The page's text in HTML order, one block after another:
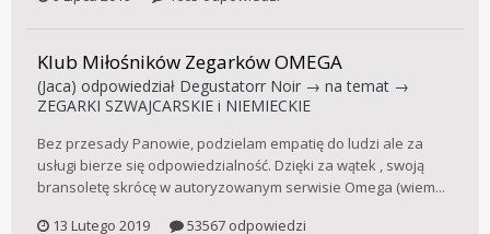
Klub Miłośników Zegarków OMEGA
(Jaca) odpowiedział Degustatorr Noir → na temat →
ZEGARKI SZWAJCARSKIE i NIEMIECKIE
Bez przesady Panowie, podzielam empatię do ludzi ale za
usługi bierze się odpowiedzialność. Dzięki za wątek , swoją
bransoletę skrócę w autoryzowanym serwisie Omega (wiem...
13 Lutego 2019
53567 odpowiedzi